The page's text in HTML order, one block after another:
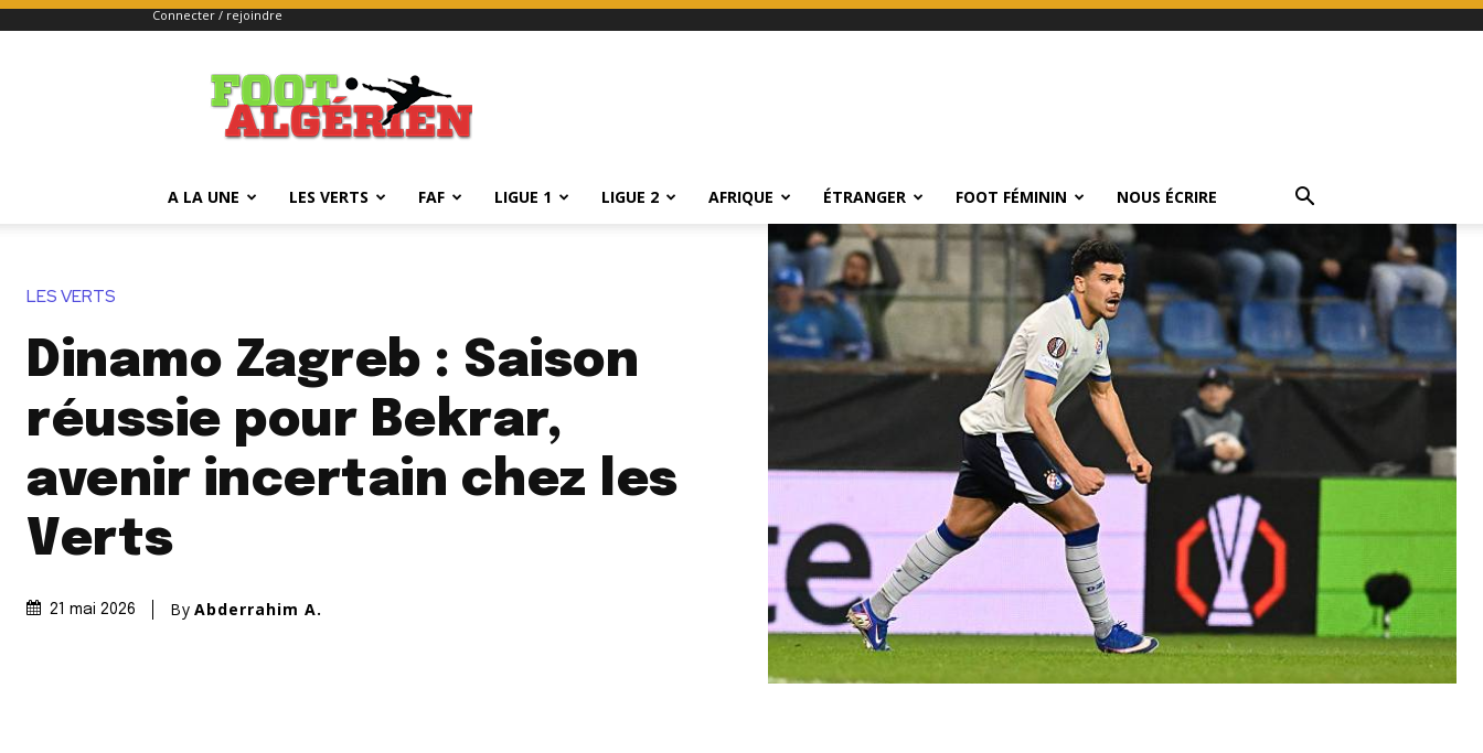
Connecter / rejoindre
FOOTALGERIEN
A LA UNE LES VERTS FAF LIGUE 1 LIGUE 2 AFRIQUE ÉTRANGER FOOT FÉMININ NOUS ÉCRIRE
LES VERTS
Dinamo Zagreb : Saison
réussie pour Bekrar,
avenir incertain chez les
Verts
21 mai 2026 By Abderrahim A.